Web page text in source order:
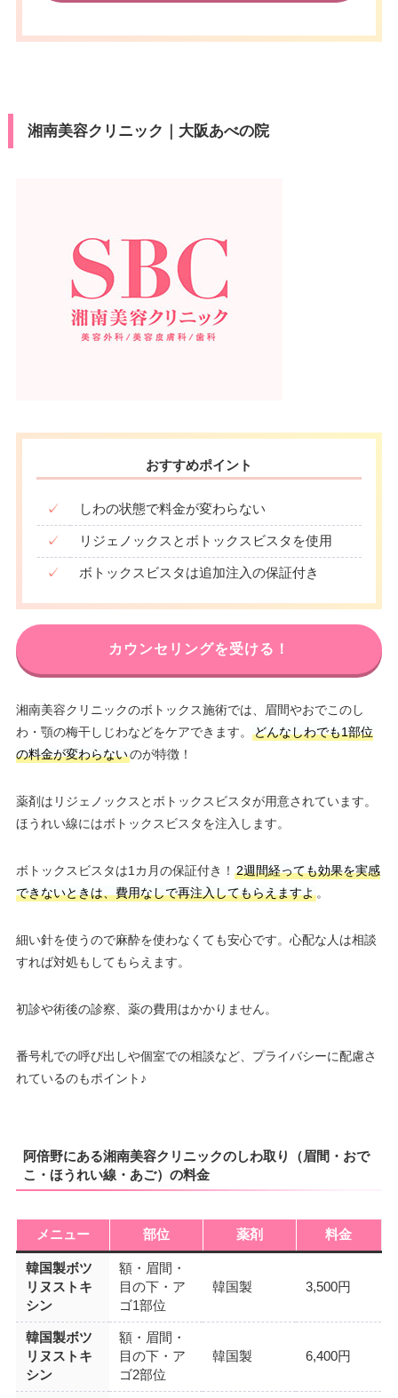
湘南美容クリニック｜大阪あべの院
おすすめポイント
✓ しわの状態で料金が変わらない
✓ リジェノックスとボトックスビスタを使用
✓ ボトックスビスタは追加注入の保証付き
カウンセリングを受ける！
湘南美容クリニックのボトックス施術では、眉間やおでこのし
わ・顎の梅干しじわなどをケアできます。
どんなしわでも1部位
の料金が変わらないのが特徴！
薬剤はリジェノックスとボトックスビスタが用意されています。
ほうれい線にはボトックスビスタを注入します。
ボトックスビスタは1カ月の保証付き！ 2週間経っても効果を実感
できないときは、費用なしで再注入してもらえますよ。
細い針を使うので麻酔を使わなくても安心です。心配な人は相談
すれば対処もしてもらえます。
初診や術後の診察、薬の費用はかかりません。
番号札での呼び出しや個室での相談など、プライバシーに配慮さ
れているのもポイント♪
阿倍野にある湘南美容クリニックのしわ取り（眉間・おで
こ・ほうれい線・あご）の料金
メニュー 部位 薬剤 料金
韓国製ボツ
リヌストキ
シン
額・眉間・
目の下・ア
ゴ1部位
韓国製 3,500円
韓国製ボツ
リヌストキ
シン
額・眉間・
目の下・ア
ゴ2部位
韓国製 6,400円